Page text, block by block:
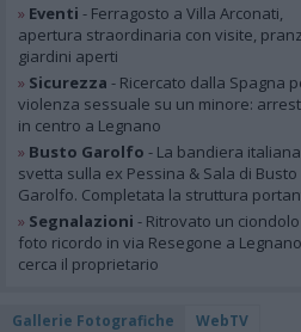
» Eventi - Ferragosto a Villa Arconati,
apertura straordinaria con visite,
giardini aperti
» Sicurezza - Ricercato dalla Spagna
violenza sessuale su un minore:
in centro a Legnano
» Busto Garolfo - La bandiera italiana
svetta sulla ex Pessina & Sala di Busto
Garolfo. Completata la struttura
» Segnalazioni - Ritrovato un
foto ricordo in via Resegone a
cerca il proprietario
Gallerie Fotografiche WebTV